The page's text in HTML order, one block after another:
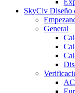
SkyCiv Diseño
General